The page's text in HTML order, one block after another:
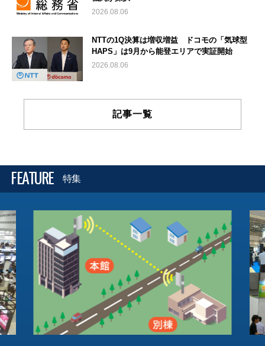
2026.08.06
NTTの1Q決算は増収増益 ドコモの「気球型
HAPS」は9月から能登エリアで実証開始
2026.08.06
記事一覧
FEATURE 特集